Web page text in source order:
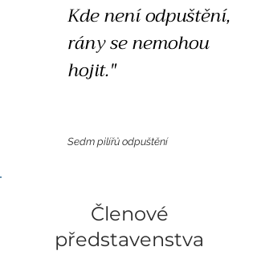
Kde není odpuštění,
rány se nemohou
hojit."
Sedm pilířů odpuštění
Členové
představenstva